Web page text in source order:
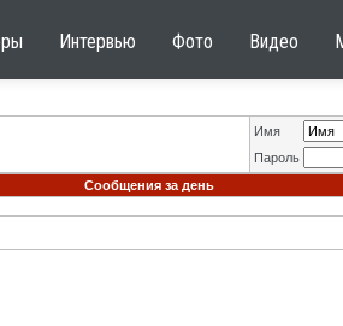
Интервью Фото Видео
Имя
Пароль
Сообщения за день